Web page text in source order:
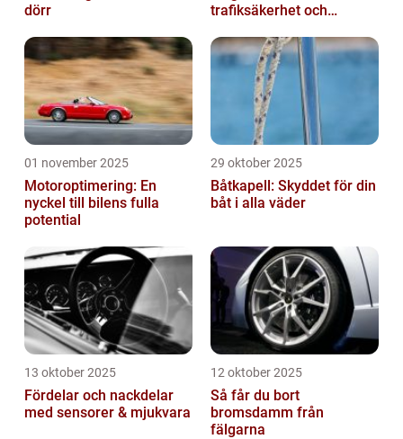
dörr
trafiksäkerhet och
01 november 2025
Motoroptimering: En
nyckel till bilens fulla
potential
29 oktober 2025
Båtkapell: Skyddet för din
båt i alla väder
13 oktober 2025
Fördelar och nackdelar
med sensorer & mjukvara
12 oktober 2025
Så får du bort
bromsdamm från
fälgarna